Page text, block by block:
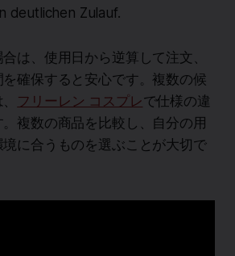
deutlichen Zulauf.
は、使用日から逆算して注文、
確保すると安心です。複数の候
フリーレン コスプレで仕様の違
複数の商品を比較し、自分の用
に合うものを選ぶことが大切で